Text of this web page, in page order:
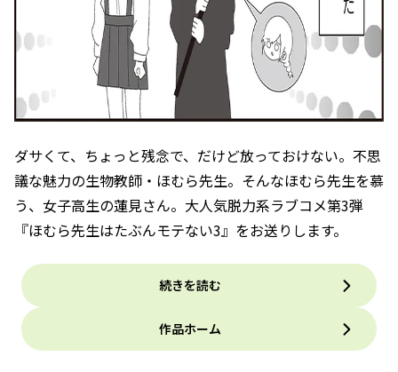
ダサくて、ちょっと残念で、だけど放っておけない。不思
議な魅力の生物教師・ほむら先生。そんなほむら先生を慕
う、女子高生の蓮見さん。大人気脱力系ラブコメ第3弾
『ほむら先生はたぶんモテない3』をお送りします。
続きを読む
作品ホーム